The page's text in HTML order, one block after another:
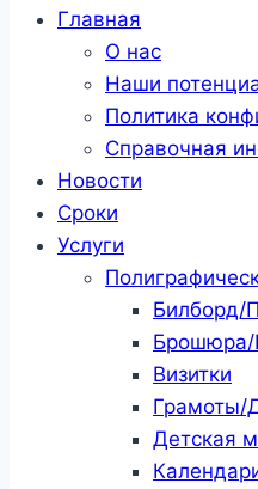
Главная
О нас
Наши
Политика
Справочная
Новости
Сроки
Услуги
Билборд/
Брошюра/
Визитки
Грамоты/
Детская